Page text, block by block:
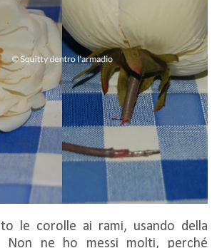
le corolle ai rami, usando della
Non ne ho messi molti, perché